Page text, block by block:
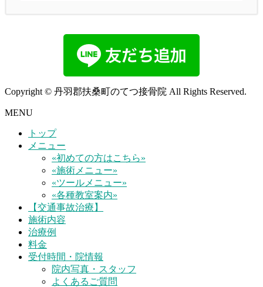
Copyright © 丹羽郡扶桑町のてつ接骨院 All Rights Reserved.
MENU
トップ
メニュー
«初めての方はこちら»
«施術メニュー»
«ツールメニュー»
«各種教室案内»
【交通事故治療】
施術内容
治療例
料金
受付時間・院情報
院内写真・スタッフ
よくあるご質問